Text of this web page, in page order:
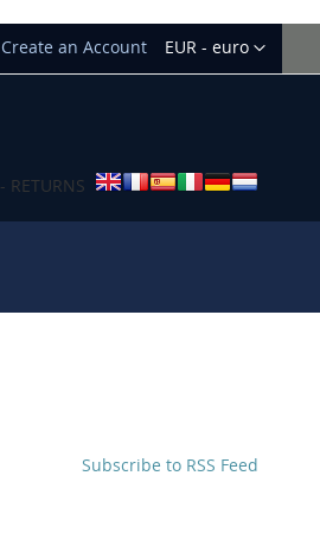
Currency
EUR - euro
Create an Account
- RETURNS
Subscribe to RSS Feed